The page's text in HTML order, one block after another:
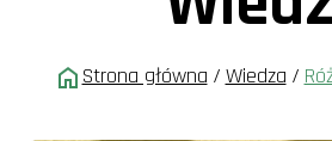
Strona główna / Wiedza /